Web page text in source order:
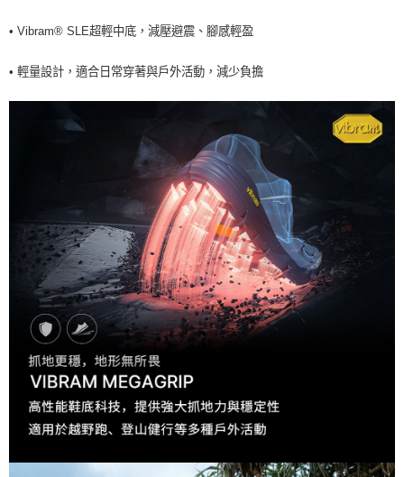
• Vibram® SLE超輕中底，減壓避震、腳感輕盈
• 輕量設計，適合日常穿著與戶外活動，減少負擔